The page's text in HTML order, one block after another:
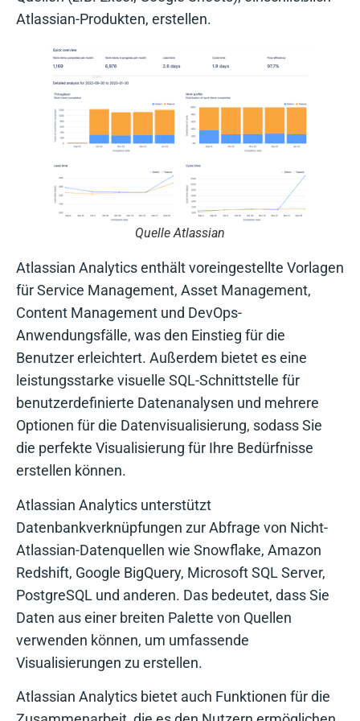
Atlassian-Produkten, erstellen.
Quelle Atlassian
Atlassian Analytics enthält voreingestellte Vorlagen
für Service Management, Asset Management,
Content Management und DevOps-
Anwendungsfälle, was den Einstieg für die
Benutzer erleichtert. Außerdem bietet es eine
leistungsstarke visuelle SQL-Schnittstelle für
benutzerdefinierte Datenanalysen und mehrere
Optionen für die Datenvisualisierung, sodass Sie
die perfekte Visualisierung für Ihre Bedürfnisse
erstellen können.
Atlassian Analytics unterstützt
Datenbankverknüpfungen zur Abfrage von Nicht-
Atlassian-Datenquellen wie Snowflake, Amazon
Redshift, Google BigQuery, Microsoft SQL Server,
PostgreSQL und anderen. Das bedeutet, dass Sie
Daten aus einer breiten Palette von Quellen
verwenden können, um umfassende
Visualisierungen zu erstellen.
Atlassian Analytics bietet auch Funktionen für die